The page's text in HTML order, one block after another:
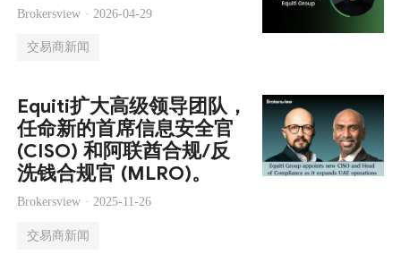
Brokersview · 2026-04-29
交易商新闻
Equiti扩大高级领导团队，
任命新的首席信息安全官
(CISO) 和阿联酋合规/反
洗钱合规官 (MLRO)。
Brokersview · 2025-11-26
交易商新闻